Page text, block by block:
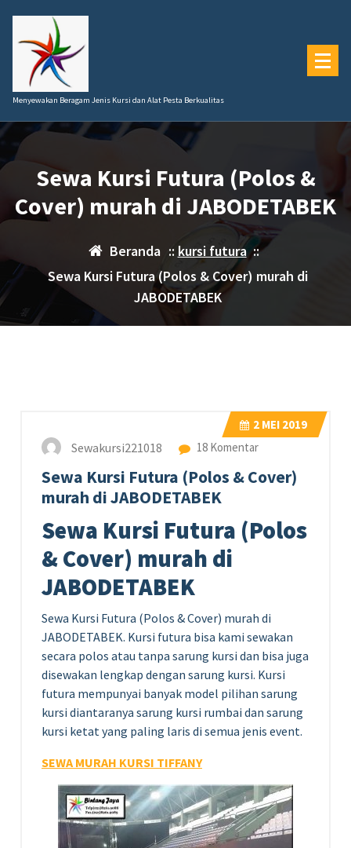
konten
Menyewakan Beragam Jenis Kursi dan Alat Pesta Berkualitas
Sewa Kursi Futura (Polos &
Cover) murah di JABODETABEK
Beranda :: kursi futura::
Sewa Kursi Futura (Polos & Cover) murah di
JABODETABEK
2 MEI 2019
Sewakursi221018 18 Komentar
Sewa Kursi Futura (Polos & Cover)
murah di JABODETABEK
Sewa Kursi Futura (Polos
& Cover) murah di
JABODETABEK
Sewa Kursi Futura (Polos & Cover) murah di
JABODETABEK. Kursi futura bisa kami sewakan
secara polos atau tanpa sarung kursi dan bisa juga
disewakan lengkap dengan sarung kursi. Kursi
futura mempunyai banyak model pilihan sarung
kursi diantaranya sarung kursi rumbai dan sarung
kursi ketat yang paling laris di semua jenis event.
SEWA MURAH KURSI TIFFANY